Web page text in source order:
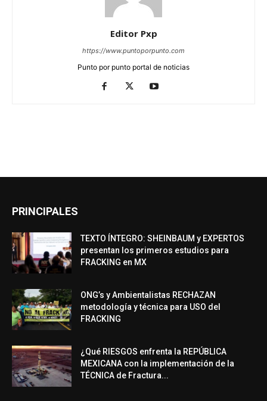
Editor Pxp
https://www.puntoporpunto.com
Punto por punto portal de noticias
PRINCIPALES
TEXTO ÍNTEGRO: SHEINBAUM y EXPERTOS
presentan los primeros estudios para
FRACKING en MX
ONG’s y Ambientalistas RECHAZAN
metodología y técnica para USO del
FRACKING
¿Qué RIESGOS enfrenta la REPÚBLICA
MEXICANA con la implementación de la
TÉCNICA de Fractura...